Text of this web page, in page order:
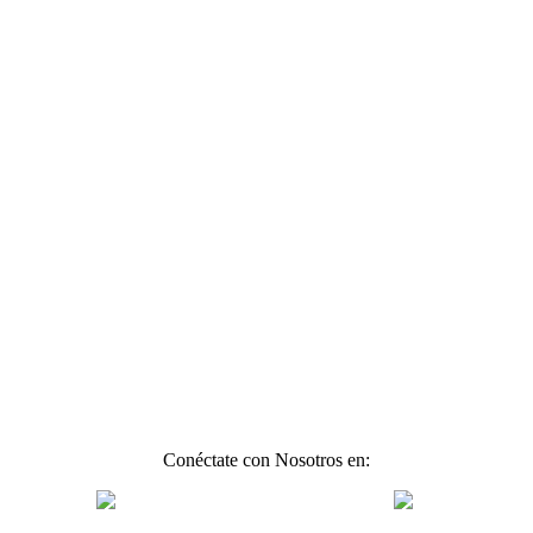
Conéctate con Nosotros en: